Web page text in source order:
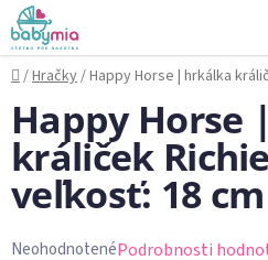
Prejsť
na
obsah
Domov
/Hračky/Happy Horse | hrkálka
Happy Horse
králiček
veľkosť: 18 cm
NeohodnotenéPodrobnosti